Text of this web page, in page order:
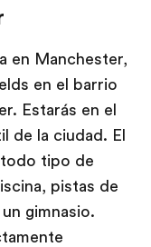
en Manchester,
en el barrio
Estarás en el
de la ciudad. El
tipo de
pistas de
gimnasio.